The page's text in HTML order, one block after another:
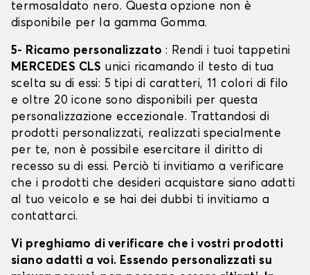
termosaldato nero. Questa opzione non è
disponibile per la gamma Gomma.
5- Ricamo personalizzato : Rendi i tuoi tappetini
MERCEDES CLS unici ricamando il testo di tua
scelta su di essi: 5 tipi di caratteri, 11 colori di filo
e oltre 20 icone sono disponibili per questa
personalizzazione eccezionale. Trattandosi di
prodotti personalizzati, realizzati specialmente
per te, non è possibile esercitare il diritto di
recesso su di essi. Perciò ti invitiamo a verificare
che i prodotti che desideri acquistare siano adatti
al tuo veicolo e se hai dei dubbi ti invitiamo a
contattarci.
Vi preghiamo di verificare che i vostri prodotti
siano adatti a voi. Essendo personalizzati su